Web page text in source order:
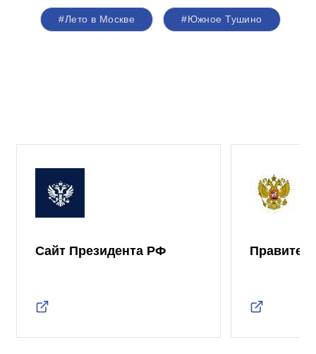
#Лето в Москве #Южное Тушино
Сайт Президента РФ